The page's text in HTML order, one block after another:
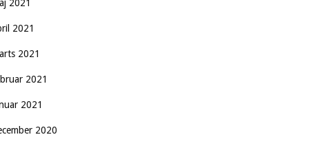
2021
2021
2021
2021
2021
2020